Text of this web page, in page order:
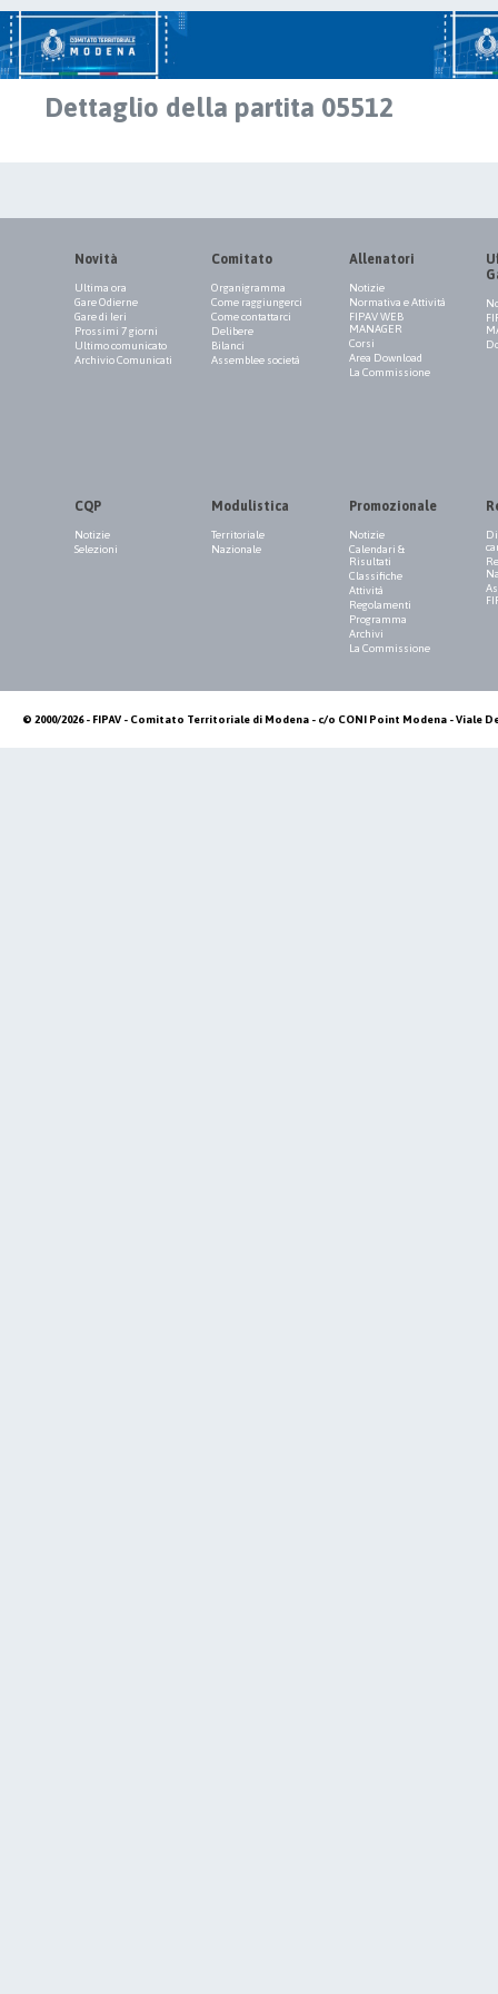
Dettaglio della partita 05512
Novità
Ultima ora
Gare Odierne
Gare di Ieri
Prossimi 7 giorni
Ultimo comunicato
Archivio Comunicati
Comitato
Organigramma
Come raggiungerci
Come contattarci
Delibere
Bilanci
Assemblee società
Allenatori
Notizie
Normativa e Attività
FIPAV WEB
MANAGER
Corsi
Area Download
La Commissione
CQP
Notizie
Selezioni
Modulistica
Territoriale
Nazionale
Promozionale
Notizie
Calendari &
Risultati
Classifiche
Attività
Regolamenti
Programma
Archivi
La Commissione
© 2000/2026 - FIPAV - Comitato Territoriale di Modena - c/o CONI Point Modena - Viale